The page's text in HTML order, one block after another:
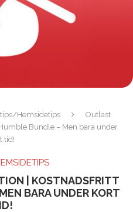
Hemsidetips
Outlast
Bundle – Men bara under
tid!
| KOSTNADSFRITT
BARA UNDER KORT